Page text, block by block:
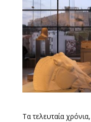
Τα τελευταία